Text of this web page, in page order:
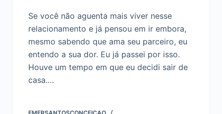
Se você não aguenta mais viver nesse
relacionamento e já pensou em ir embora,
mesmo sabendo que ama seu parceiro, eu
entendo a sua dor. Eu já passei por isso.
Houve um tempo em que eu decidi sair de
casa.…